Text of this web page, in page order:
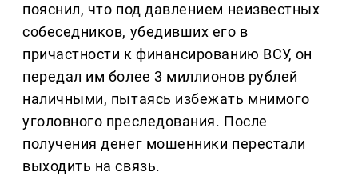
пояснил, что под давлением неизвестных
собеседников, убедивших его в
причастности к финансированию ВСУ, он
передал им более 3 миллионов рублей
наличными, пытаясь избежать мнимого
уголовного преследования. После
получения денег мошенники перестали
выходить на связь.